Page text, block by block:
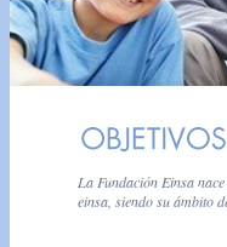
La Fundación Einsa
einsa, siendo su ámbito